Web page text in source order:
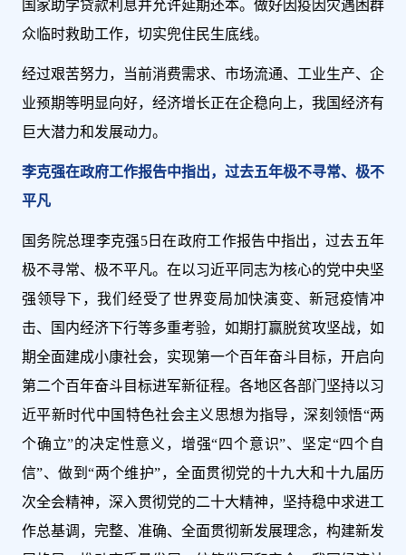
国家助学贷款利息并允许延期还本。做好因疫因灾遇困群
众临时救助工作，切实兜住民生底线。
经过艰苦努力，当前消费需求、市场流通、工业生产、企
业预期等明显向好，经济增长正在企稳向上，我国经济有
巨大潜力和发展动力。
李克强在政府工作报告中指出，过去五年极不寻常、极不
平凡
国务院总理李克强5日在政府工作报告中指出，过去五年
极不寻常、极不平凡。在以习近平同志为核心的党中央坚
强领导下，我们经受了世界变局加快演变、新冠疫情冲
击、国内经济下行等多重考验，如期打赢脱贫攻坚战，如
期全面建成小康社会，实现第一个百年奋斗目标，开启向
第二个百年奋斗目标进军新征程。各地区各部门坚持以习
近平新时代中国特色社会主义思想为指导，深刻领悟“两
个确立”的决定性意义，增强“四个意识”、坚定“四个自
信”、做到“两个维护”，全面贯彻党的十九大和十九届历
次全会精神，深入贯彻党的二十大精神，坚持稳中求进工
作总基调，完整、准确、全面贯彻新发展理念，构建新发